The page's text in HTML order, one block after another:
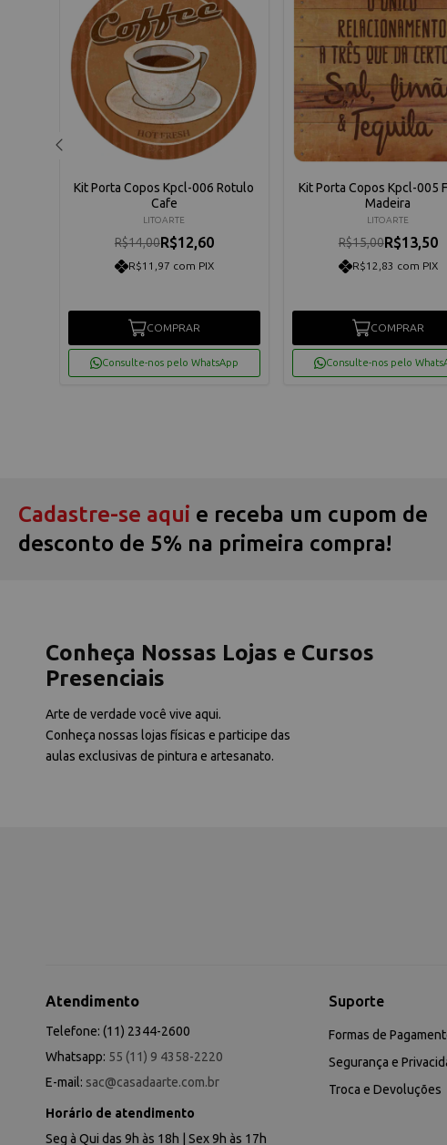
Kit Porta Copos Kpcl-006 Rotulo
Cafe
LITOARTE
R$14,00R$12,60
R$11,97 com PIX
COMPRAR
Consulte-nos pelo WhatsApp
Kit Porta Copos Kpcl-005
Madeira
LITOARTE
R$15,00R$13,50
R$12,83 com PIX
COMPRAR
Consulte-nos pelo
Cadastre-se aqui e receba um cupom de
desconto de 5% na primeira compra!
Conheça Nossas Lojas e Cursos
Presenciais
Arte de verdade você vive aqui.
Conheça nossas lojas físicas e participe das
aulas exclusivas de pintura e artesanato.
Atendimento
Telefone: (11) 2344-2600
Whatsapp: 55 (11) 9 4358-2220
E-mail: sac@casadaarte.com.br
Horário de atendimento
Seg à Qui das 9h às 18h | Sex 9h às 17h
Suporte
Formas de
Segurança e
Troca e Devoluções